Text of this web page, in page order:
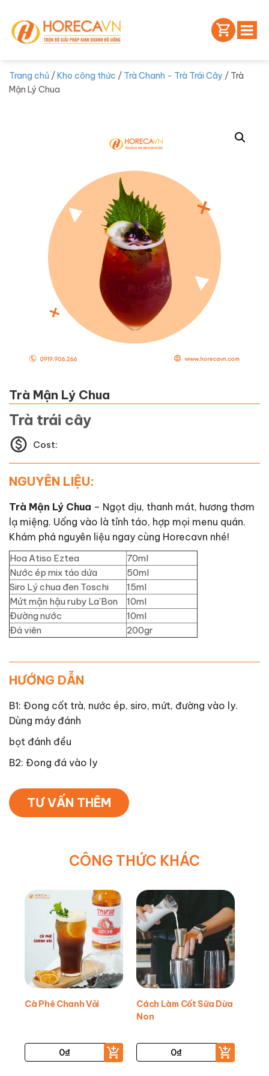
Trang chủ /Kho công thức / Trà Chanh - Trà Trái Cây / Trà
Mận Lý Chua
Trà Mận Lý Chua
Trà trái cây
Cost:
NGUYÊN LIỆU:
Trà Mận Lý Chua – Ngọt dịu, thanh mát, hương thơm
lạ miệng. Uống vào là tỉnh táo, hợp mọi menu quán.
Khám phá nguyên liệu ngay cùng Horecavn nhé!
Hoa Atiso Eztea
70ml
Nước ép mix táo dứa
50ml
Siro Lý chua đen Toschi
15ml
Mứt mận hậu ruby La’Bon
10ml
Đường nước
10ml
Đá viên
200gr
HƯỚNG DẪN
B1: Đong cốt trà, nước ép, siro, mứt, đường vào ly.
Dùng máy đánh
bọt đánh đều
B2: Đong đá vào ly
TƯ VẤN THÊM
CÔNG THỨC KHÁC
Cà Phê Chanh Vải
0₫
Cách Làm Cốt Sữa Dừa
Non
0₫